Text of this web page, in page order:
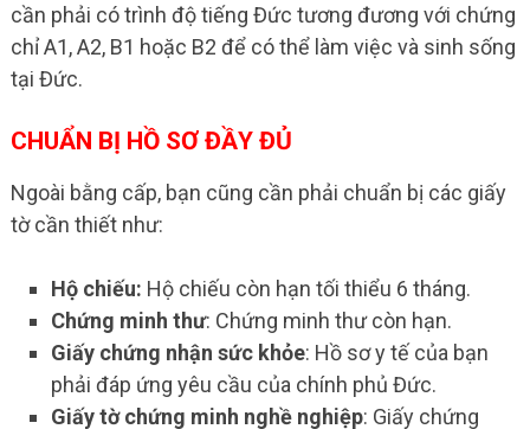
cần phải có trình độ tiếng Đức tương đương với chứng
chỉ A1, A2, B1 hoặc B2 để có thể làm việc và sinh sống
tại Đức.
CHUẨN BỊ HỒ SƠ ĐẦY ĐỦ
Ngoài bằng cấp, bạn cũng cần phải chuẩn bị các giấy
tờ cần thiết như:
Hộ chiếu: Hộ chiếu còn hạn tối thiểu 6 tháng.
Chứng minh thư: Chứng minh thư còn hạn.
Giấy chứng nhận sức khỏe: Hồ sơ y tế của bạn
phải đáp ứng yêu cầu của chính phủ Đức.
Giấy tờ chứng minh nghề nghiệp: Giấy chứng